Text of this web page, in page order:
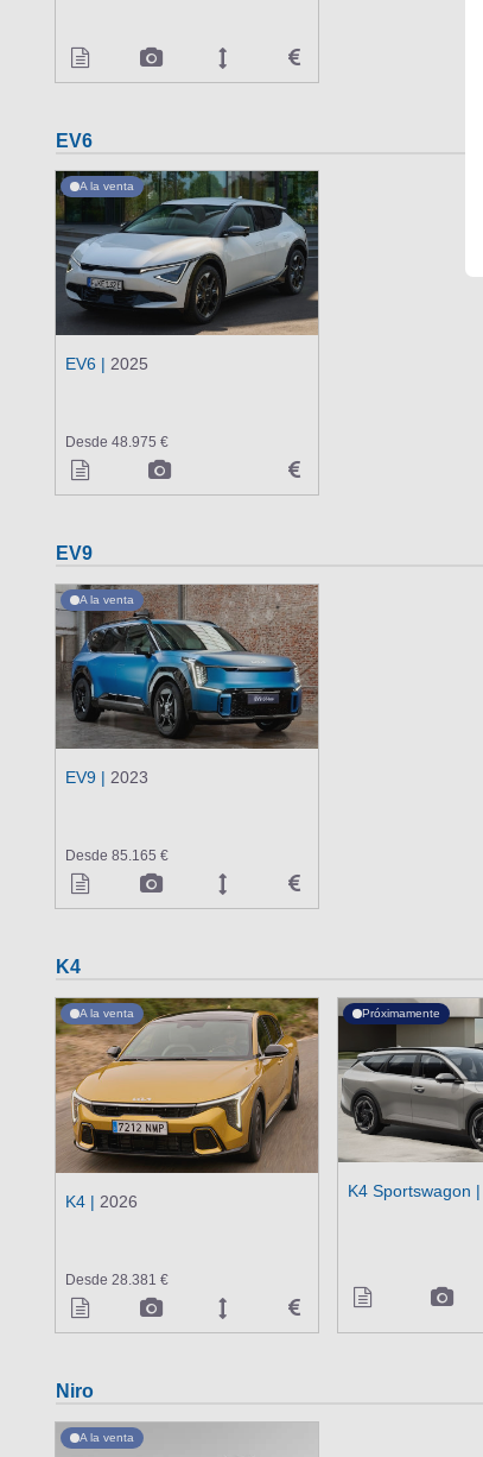
EV6
A la venta
EV6 |2025
Desde 48.975 €
EV9
A la venta
EV9 | 2023
Desde 85.165 €
K4
A la venta
K4 | 2026
Desde 28.381 €
Próximamente
K4 Sportswagon |
Niro
A la venta